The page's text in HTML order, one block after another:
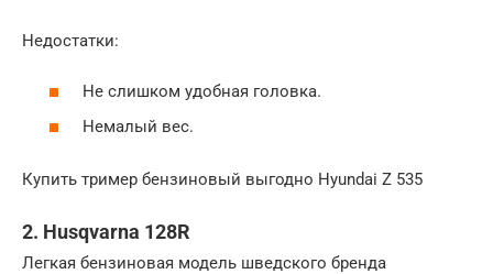
Недостатки:
Не слишком удобная головка.
Немалый вес.
Купить тример бензиновый выгодно Hyundai Z 535
2. Husqvarna 128R
Легкая бензиновая модель шведского бренда